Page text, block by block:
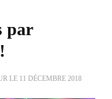
par
LE 11 DÉCEMBRE 2018